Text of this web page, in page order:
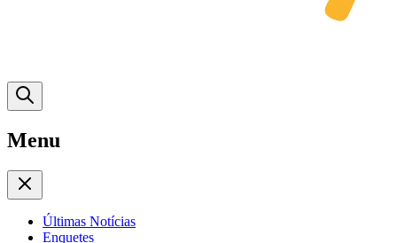
Menu
Últimas Notícias
Enquetes